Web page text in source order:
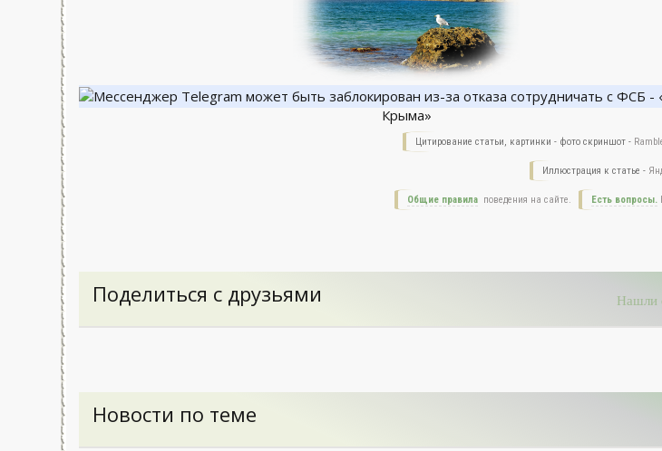
Цитирование статьи, картинки - фото скриншот -
Иллюстрация к статье -
Есть вопросы.
Общие правила поведения на сайте.
Поделиться с друзьями Нашли
Новости по теме